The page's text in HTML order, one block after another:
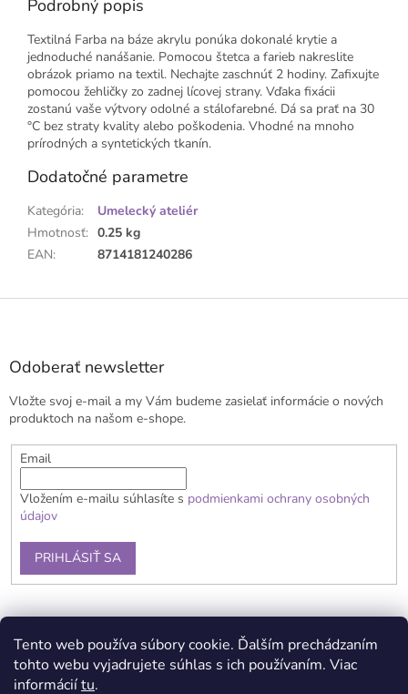
Tento web používa súbory cookie. Ďalším prechádzaním
tohto webu vyjadrujete súhlas s ich používaním. Viac
informáciítu.
Podrobný popis
Textilná Farba na báze akrylu ponúka dokonalé krytie a
jednoduché nanášanie. Pomocou štetca a farieb nakreslite
obrázok priamo na textil. Nechajte zaschnúť 2 hodiny. Zafixujte
pomocou žehličky zo zadnej lícovej strany. Vďaka fixácii
zostanú vaše výtvory odolné a stálofarebné. Dá sa prať na 30
°C bez straty kvality alebo poškodenia. Vhodné na mnoho
prírodných a syntetických tkanín.
Dodatočné parametre
Kategória:
Umelecký ateliér
Hmotnosť: 0.25 kg
EAN: 8714181240286
Z
Odoberať newsletter
Vložte svoj e-mail a my Vám budeme zasielať informácie o nových
produktoch na našom e-shope.
Email
Vložením e-mailu súhlasíte s podmienkami ochrany osobných
údajov
PRIHLÁSIŤ SA
Kontaky Podmienky ochrany osobných údajov